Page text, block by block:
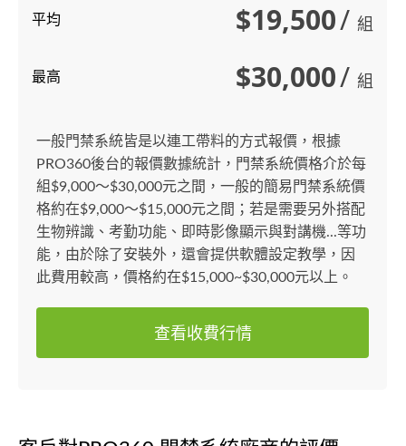
平均 $19,500/ 組
最高 $30,000/ 組
一般門禁系統皆是以連工帶料的方式報價，根據
PRO360後台的報價數據統計，門禁系統價格介於每
組$9,000～$30,000元之間，一般的簡易門禁系統價
格約在$9,000～$15,000元之間；若是需要另外搭配
生物辨識、考勤功能、即時影像顯示與對講機...等功
能，由於除了安裝外，還會提供軟體設定教學，因
此費用較高，價格約在$15,000~$30,000元以上。
查看收費行情